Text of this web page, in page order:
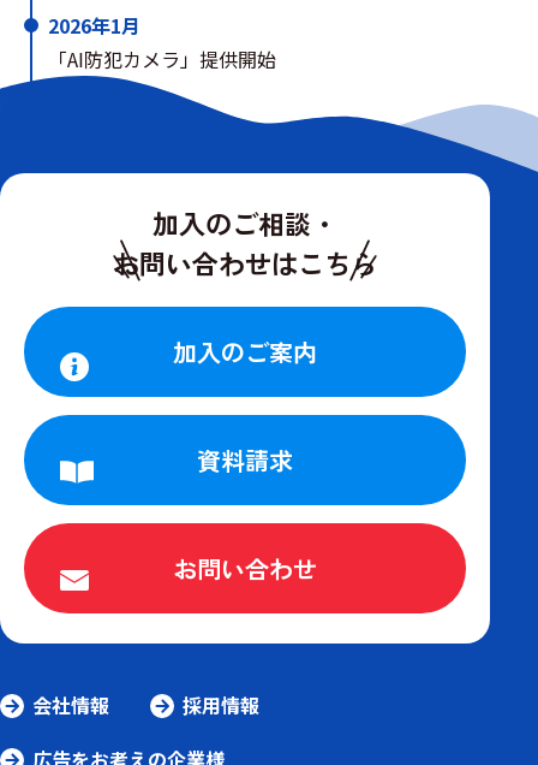
2026年1月
「AI防犯カメラ」提供開始
加入のご相談・
お問い合わせはこちら
加入のご案内
資料請求
お問い合わせ
会社情報
採用情報
広告をお考えの企業様